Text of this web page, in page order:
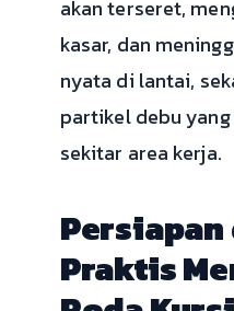
akan terseret,
kasar, dan
nyata di lantai,
partikel debu
sekitar area kerja.
Persiapan
Praktis